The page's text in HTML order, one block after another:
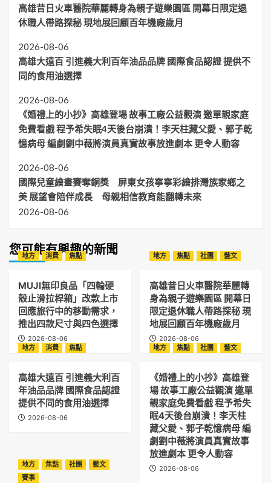
高雄昔日火車醫院華麗轉身為親子遊樂園區 開幕日限定退
休職人帶路探秘 現地展回顧百年機廠歲月
2026-08-06
高雄大遠百 引進義大利百年油品品牌 國際食品認證 提供不
同的食用油選擇
2026-08-06
《婚禮上的小抄》高雄登場 故事工廠公益觀演 邀單親家庭
免費看戲 程予希失眠4天後台崩潰！李天柱藏父愛、郭子乾
憶病母 編劇劉中薇將演員真實故事放進劇本 更令人動容
2026-08-06
國際兒童繪畫賽奪銅獎 屏東女孩寧寧彩繪排灣族家鄉之
美 展望會陪伴成長 母親相信教育能翻轉未來
2026-08-06
您可能有興趣的新聞
地方 消費 焦點
MUJI無印良品「四輪硬
殼止滑拉桿箱」改款上市
回應旅行中的移動需求，
推出四款尺寸與四色選擇
2026-08-06
地方 焦點 社團 藝文
高雄昔日火車醫院華麗轉
身為親子遊樂園區 開幕日
限定退休職人帶路探秘 現
地展回顧百年機廠歲月
2026-08-06
地方
消費 焦點
高雄大遠百 引進義大利百
年油品品牌 國際食品認證
提供不同的食用油選擇
2026-08-06
地方 焦點 社團 藝文
《婚禮上的小抄》高雄登
場 故事工廠公益觀演 邀單
親家庭免費看戲 程予希失
眠4天後台崩潰！李天柱
藏父愛、郭子乾憶病母 編
劇劉中薇將演員真實故事
放進劇本 更令人動容
2026-08-06
地方 焦點 社團
藝文
賽事